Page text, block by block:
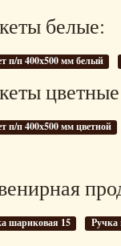
белые:
п/п 400х500 мм белый
п/п 400х500 мм цветной
шариковая 15 Ручка